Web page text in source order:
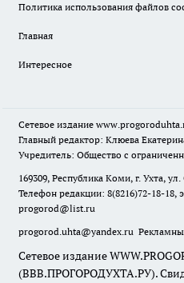
Политика использования файлов
Главная
Интересное
Сетевое издание
Главный редактор: Клюева
Учредитель: Общество с
169309, Республика Коми, г. Ухта,
Телефон редакции: 8(8216)72-18-18,
progorod@list.ru
progorod.uhta@yandex.ru
Сетевое издание
(ВВВ.ПРОГОРОДУХТА.РУ).